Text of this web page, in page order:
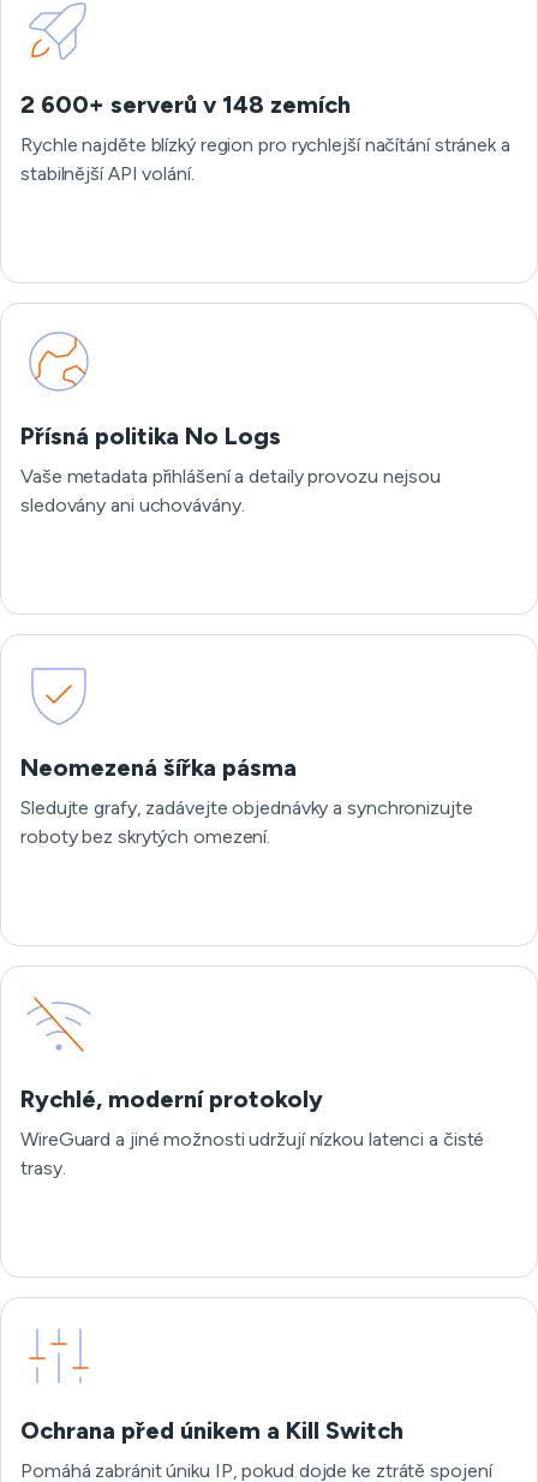
2 600+ serverů v 148 zemích
Rychle najděte blízký region pro rychlejší načítání stránek a
stabilnější API volání.
Přísná politika No Logs
Vaše metadata přihlášení a detaily provozu nejsou
sledovány ani uchovávány.
Neomezená šířka pásma
Sledujte grafy, zadávejte objednávky a synchronizujte
roboty bez skrytých omezení.
Rychlé, moderní protokoly
WireGuard a jiné možnosti udržují nízkou latenci a čisté
trasy.
Ochrana před únikem a Kill Switch
Pomáhá zabránit úniku IP, pokud dojde ke ztrátě spojení